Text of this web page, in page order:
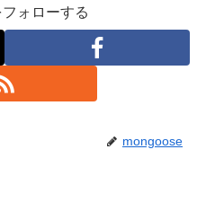
ォローする
mongoose